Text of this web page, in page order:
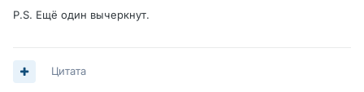
P.S. Ещё один вычеркнут.
Цитата